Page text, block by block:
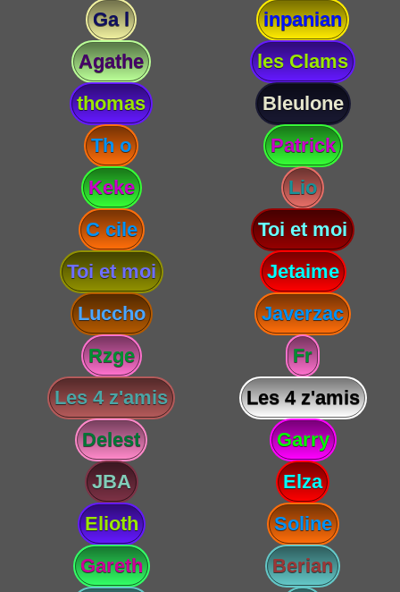
Ga l
inpanian
Agathe
les Clams
thomas
Bleulone
Th o
Patrick
Keke
Lio
C cile
Toi et moi
Toi et moi
Jetaime
Luccho
Javerzac
Rzge
Fr
Les 4 z'amis
Les 4 z'amis
Delest
Garry
JBA
Elza
Elioth
Soline
Gareth
Berian